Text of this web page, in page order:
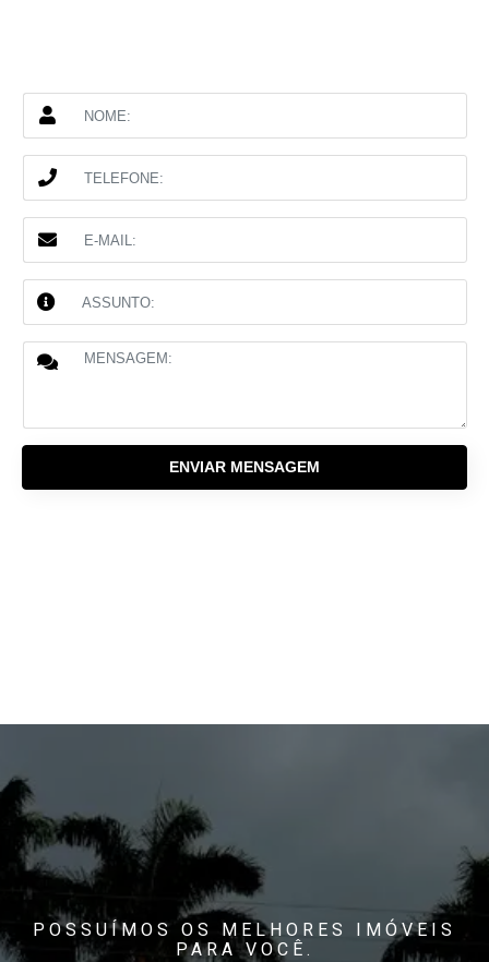
ENVIAR MENSAGEM
POSSUÍMOS OS MELHORES IMÓVEIS
PARA VOCÊ.